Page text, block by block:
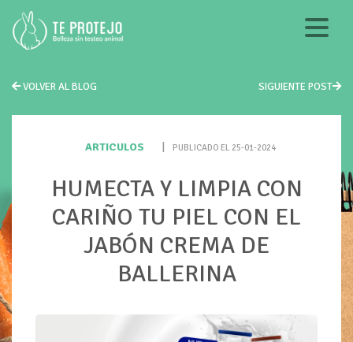
VOLVER AL BLOG SIGUIENTE POST
ARTICULOS PUBLICADO EL 25-01-2024
HUMECTA Y LIMPIA CON
CARIÑO TU PIEL CON EL
JABÓN CREMA DE
BALLERINA